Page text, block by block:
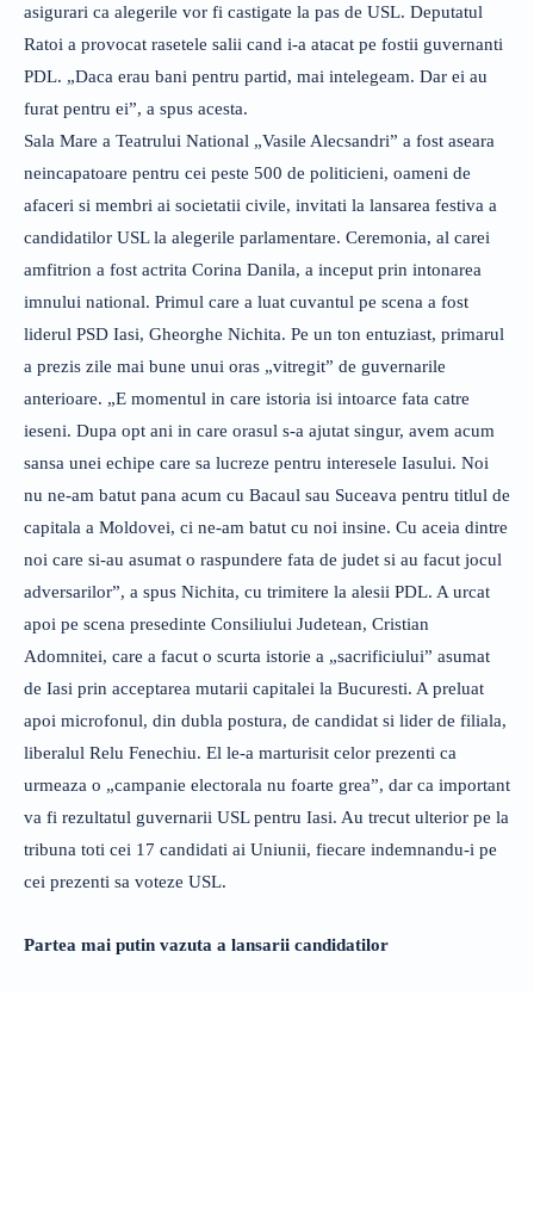
asigurari ca alegerile vor fi castigate la pas de USL. Deputatul
Ratoi a provocat rasetele salii cand i-a atacat pe fostii guvernanti
PDL. „Daca erau bani pentru partid, mai intelegeam. Dar ei au
furat pentru ei”, a spus acesta.
Sala Mare a Teatrului National „Vasile Alecsandri” a fost aseara
neincapatoare pentru cei peste 500 de politicieni, oameni de
afaceri si membri ai societatii civile, invitati la lansarea festiva a
candidatilor USL la alegerile parlamentare. Ceremonia, al carei
amfitrion a fost actrita Corina Danila, a inceput prin intonarea
imnului national. Primul care a luat cuvantul pe scena a fost
liderul PSD Iasi, Gheorghe Nichita. Pe un ton entuziast, primarul
a prezis zile mai bune unui oras „vitregit” de guvernarile
anterioare. „E momentul in care istoria isi intoarce fata catre
ieseni. Dupa opt ani in care orasul s-a ajutat singur, avem acum
sansa unei echipe care sa lucreze pentru interesele Iasului. Noi
nu ne-am batut pana acum cu Bacaul sau Suceava pentru titlul de
capitala a Moldovei, ci ne-am batut cu noi insine. Cu aceia dintre
noi care si-au asumat o raspundere fata de judet si au facut jocul
adversarilor”, a spus Nichita, cu trimitere la alesii PDL. A urcat
apoi pe scena presedinte Consiliului Judetean, Cristian
Adomnitei, care a facut o scurta istorie a „sacrificiului” asumat
de Iasi prin acceptarea mutarii capitalei la Bucuresti. A preluat
apoi microfonul, din dubla postura, de candidat si lider de filiala,
liberalul Relu Fenechiu. El le-a marturisit celor prezenti ca
urmeaza o „campanie electorala nu foarte grea”, dar ca important
va fi rezultatul guvernarii USL pentru Iasi. Au trecut ulterior pe la
tribuna toti cei 17 candidati ai Uniunii, fiecare indemnandu-i pe
cei prezenti sa voteze USL.
Partea mai putin vazuta a lansarii candidatilor